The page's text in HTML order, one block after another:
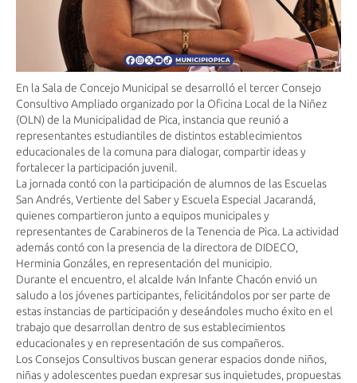
En la Sala de Concejo Municipal se desarrolló el tercer Consejo
Consultivo Ampliado organizado por la Oficina Local de la Niñez
(OLN) de la Municipalidad de Pica, instancia que reunió a
representantes estudiantiles de distintos establecimientos
educacionales de la comuna para dialogar, compartir ideas y
fortalecer la participación juvenil.
La jornada contó con la participación de alumnos de las Escuelas
San Andrés, Vertiente del Saber y Escuela Especial Jacarandá,
quienes compartieron junto a equipos municipales y
representantes de Carabineros de la Tenencia de Pica. La actividad
además contó con la presencia de la directora de DIDECO,
Herminia Gonzáles, en representación del municipio.
Durante el encuentro, el alcalde Iván Infante Chacón envió un
saludo a los jóvenes participantes, felicitándolos por ser parte de
estas instancias de participación y deseándoles mucho éxito en el
trabajo que desarrollan dentro de sus establecimientos
educacionales y en representación de sus compañeros.
Los Consejos Consultivos buscan generar espacios donde niños,
niñas y adolescentes puedan expresar sus inquietudes, propuestas